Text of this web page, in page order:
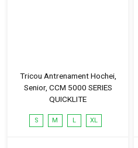
Tricou Antrenament Hochei,
Senior, CCM 5000 SERIES
QUICKLITE
S M L XL